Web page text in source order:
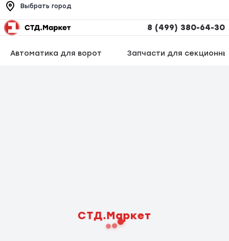
Выбрать город
8 (499) 380-64-30
Автоматика для ворот Запчасти для
СТД.Маркет